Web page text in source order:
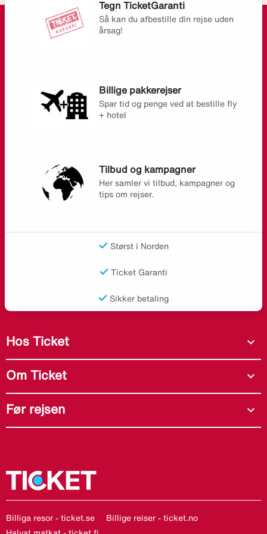
Tegn TicketGaranti
Så kan du afbestille din rejse uden
årsag!
Billige pakkerejser
Spar tid og penge ved at bestille fly
+ hotel
Tilbud og kampagner
Her samler vi tilbud, kampagner og
tips om rejser.
Størst i Norden
Ticket Garanti
Sikker betaling
Hos Ticket expand_more
Om Ticket expand_more
Før rejsen expand_more
Billiga resor - ticket.se
Billige reiser - ticket.no